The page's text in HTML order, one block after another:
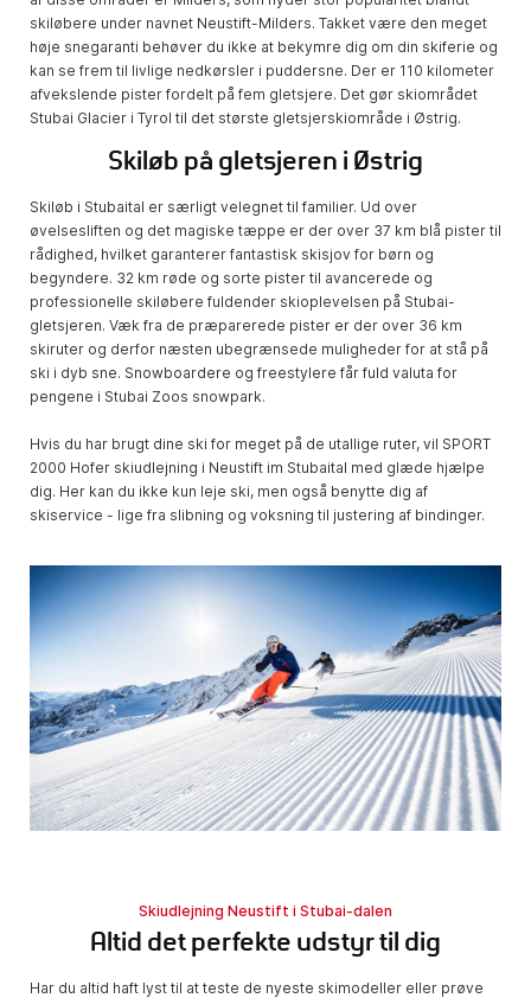
skiløbere under navnet Neustift-Milders. Takket være den meget
høje snegaranti behøver du ikke at bekymre dig om din skiferie og
kan se frem til livlige nedkørsler i puddersne. Der er 110 kilometer
afvekslende pister fordelt på fem gletsjere. Det gør skiområdet
Stubai Glacier i Tyrol til det største gletsjerskiområde i Østrig.
Skiløb på gletsjeren i Østrig
Skiløb i Stubaital er særligt velegnet til familier. Ud over
øvelsesliften og det magiske tæppe er der over 37 km blå pister til
rådighed, hvilket garanterer fantastisk skisjov for børn og
begyndere. 32 km røde og sorte pister til avancerede og
professionelle skiløbere fuldender skioplevelsen på Stubai-
gletsjeren. Væk fra de præparerede pister er der over 36 km
skiruter og derfor næsten ubegrænsede muligheder for at stå på
ski i dyb sne. Snowboardere og freestylere får fuld valuta for
pengene i Stubai Zoos snowpark.
Hvis du har brugt dine ski for meget på de utallige ruter, vil SPORT
2000 Hofer skiudlejning i Neustift im Stubaital med glæde hjælpe
dig. Her kan du ikke kun leje ski, men også benytte dig af
skiservice - lige fra slibning og voksning til justering af bindinger.
Skiudlejning Neustift i Stubai-dalen
Altid det perfekte udstyr til dig
Har du altid haft lyst til at teste de nyeste skimodeller eller prøve